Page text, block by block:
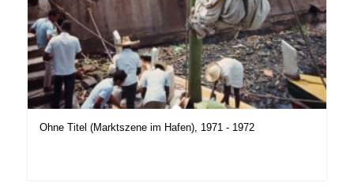
Ohne Titel (Marktszene im Hafen), 1971 - 1972